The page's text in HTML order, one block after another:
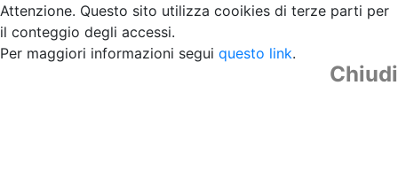
Attenzione. Questo sito utilizza cooikies di terze parti per
il conteggio degli accessi.
Per maggiori informazioni segui questo link.
Chiudi